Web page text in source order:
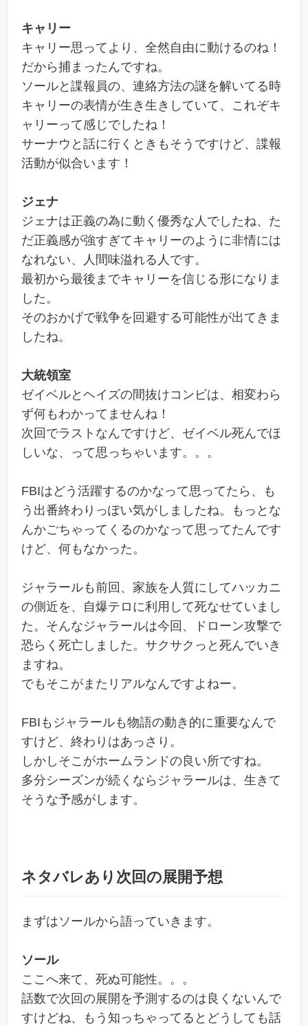
キャリー
キャリー思ってより、全然自由に動けるのね！
だから捕まったんですね。
ソールと諜報員の、連絡方法の謎を解いてる時
キャリーの表情が生き生きしていて、これぞキ
ャリーって感じでしたね！
サーナウと話に行くときもそうですけど、諜報
活動が似合います！
ジェナ
ジェナは正義の為に動く優秀な人でしたね、た
だ正義感が強すぎてキャリーのように非情には
なれない、人間味溢れる人です。
最初から最後までキャリーを信じる形になりま
した。
そのおかげで戦争を回避する可能性が出てきま
したね。
大統領室
ゼイベルとヘイズの間抜けコンビは、相変わら
ず何もわかってませんね！
次回でラストなんですけど、ゼイベル死んでほ
しいな、って思っちゃいます。。。
FBIはどう活躍するのかなって思ってたら、も
う出番終わりっぽい気がしましたね。もっとな
んかごちゃってくるのかなって思ってたんです
けど、何もなかった。
ジャラールも前回、家族を人質にしてハッカニ
の側近を、自爆テロに利用して死なせていまし
た。そんなジャラールは今回、ドローン攻撃で
恐らく死亡しました。サクサクっと死んでいき
ますね。
でもそこがまたリアルなんですよねー。
FBIもジャラールも物語の動き的に重要なんで
すけど、終わりはあっさり。
しかしそこがホームランドの良い所ですね。
多分シーズンが続くならジャラールは、生きて
そうな予感がします。
ネタバレあり次回の展開予想
まずはソールから語っていきます。
ソール
ここへ来て、死ぬ可能性。。。
話数で次回の展開を予測するのは良くないんで
すけどね、もう知っちゃってるとどうしても話